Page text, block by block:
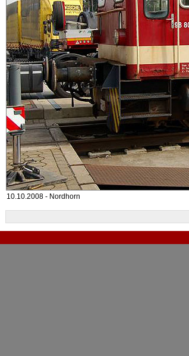
10.10.2008 - Nordhorn